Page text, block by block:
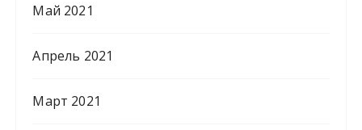
Май 2021
Апрель 2021
Март 2021